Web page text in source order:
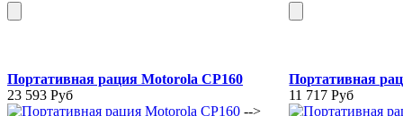
Портативная рация Motorola CP160
23 593 Руб
-->
Портативная
11 717 Руб